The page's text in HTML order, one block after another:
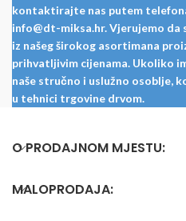
kontaktirajte nas putem
info@dt-miksa.hr. Vjerujemo
iz našeg širokog asortimana
prihvatljivim cijenama. Ukoliko
naše stručno i uslužno osoblje,
u tehnici trgovine drvom.
O PRODAJNOM MJESTU:
MALOPRODAJA: